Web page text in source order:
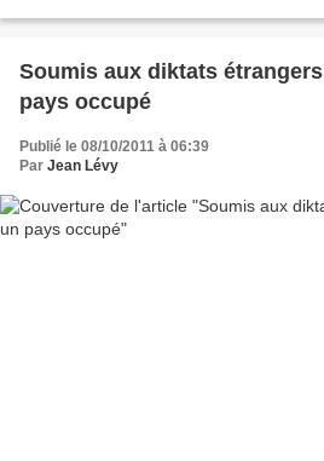
Soumis aux diktats
pays occupé
Publié le 08/10/2011 à 06:39
Par Jean Lévy